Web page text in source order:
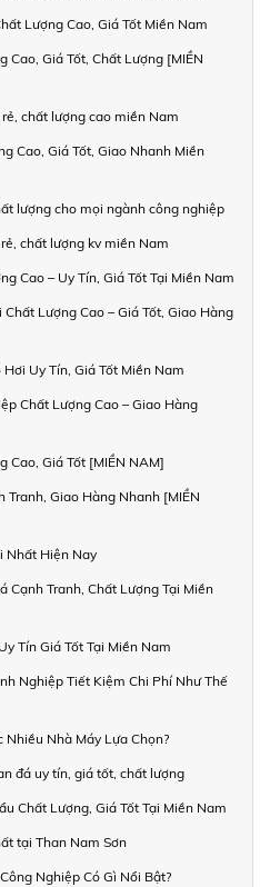
Lượng Cao, Giá Tốt Miền Nam
Cao, Giá Tốt, Chất Lượng [MIỀN
chất lượng cao miền Nam
Cao, Giá Tốt, Giao Nhanh Miền
lượng cho mọi ngành công nghiệp
chất lượng kv miền Nam
Cao – Uy Tín, Giá Tốt Tại Miền Nam
Lượng Cao – Giá Tốt, Giao Hàng
Uy Tín, Giá Tốt Miền Nam
Chất Lượng Cao – Giao Hàng
Cao, Giá Tốt [MIỀN NAM]
Giao Hàng Nhanh [MIỀN
Nhất Hiện Nay
Cạnh Tranh, Chất Lượng Tại Miền
Tín Giá Tốt Tại Miền Nam
Nghiệp Tiết Kiệm Chi Phí Như Thế
Nhà Máy Lựa Chọn?
đá uy tín, giá tốt, chất lượng
Chất Lượng, Giá Tốt Tại Miền Nam
tại Than Nam Sơn
Nghiệp Có Gì Nổi Bật?